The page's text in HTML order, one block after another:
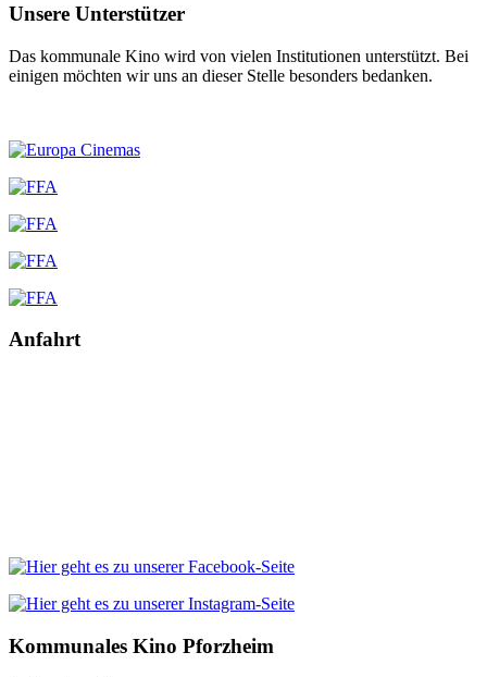
Unsere Unterstützer
Das kommunale Kino wird von vielen Institutionen unterstützt. Bei
einigen möchten wir uns an dieser Stelle besonders bedanken.
Anfahrt
Kommunales Kino Pforzheim